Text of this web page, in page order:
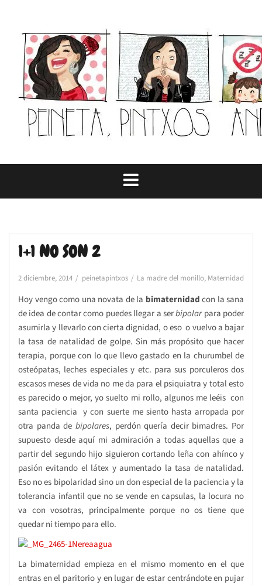
content
1+1 NO SON 2
2 diciembre, 2014 peinetapintxos La madre del monillo, Maternidad
Hoy vengo como una novata de la bimaternidadcon la sana
de idea de contar como puedes llegar a serbipolarpara poder
asumirla y llevarlo con cierta dignidad, o eso o vuelvo a bajar
la tasa de natalidad de golpe. Sin más propósito que hacer
terapia, porque con lo que llevo gastado en la churumbel de
osteópatas, leches especiales y etc. para sus porculeros dos
escasos meses de vida no me da para el psiquiatra y total esto
es parecido o mejor, yo suelto mi rollo, algunos me leéis con
santa paciencia y con suerte me siento hasta arropada por
otra panda de bipolares, perdón quería decir bimadres. Por
supuesto desde aquí mi admiración a todas aquellas que a
partir del segundo hijo siguieron cortando leña con ahínco y
pasión evitando el látex y aumentado la tasa de natalidad.
Eso no es bipolaridad sino un don especial de la paciencia y la
tolerancia infantil que no se vende en capsulas, la locura no
va con vosotras, principalmente porque no os tiene que
quedar ni tiempo para ello.
La bimaternidad empieza en el mismo momento en el que
entras en el paritorio y en lugar de estar centrándote en pujar